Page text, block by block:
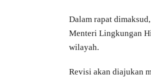
Dalam rapat
Menteri Lingkungan
wilayah.
Revisi akan diajukan